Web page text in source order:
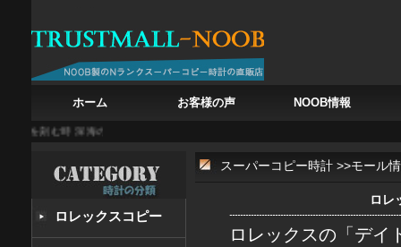
ホーム お客様の声 NOOB情報
刻む時 深海の鼓動を刻む青オーデマ ピゲ ロイヤルオーク オフショア ダイバー
ロレックスコピー
スーパーコピー時計 >>モール
ロレ
ロレックスの「デイ